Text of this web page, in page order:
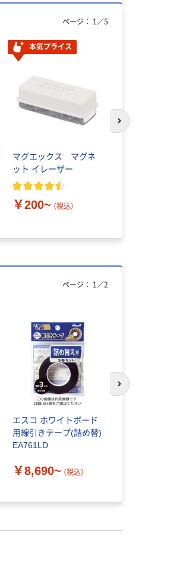
本気プライス
マグエックス マグネ
ット イレーザー
￥200~ （税込）
ページ： 1 ／5
次のスライド
エスコ ホワイトボード
用線引きテープ(詰め替)
EA761LD
￥8,690~ （税込）
ページ： 1 ／2
次のスライド